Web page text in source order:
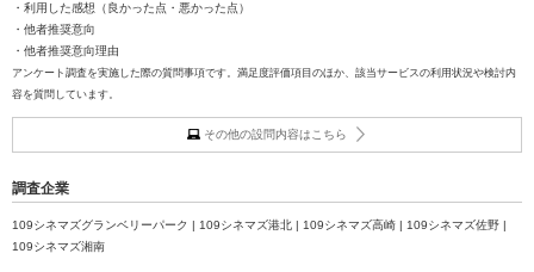
・利用した感想（良かった点・悪かった点）
・他者推奨意向
・他者推奨意向理由
アンケート調査を実施した際の質問事項です。満足度評価項目のほか、該当サービスの利用状況や検討内
容を質問しています。
その他の設問内容はこちら
調査企業
109シネマズグランベリーパーク | 109シネマズ港北 | 109シネマズ高崎 | 109シネマズ佐野 |
109シネマズ湘南